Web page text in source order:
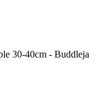
30-40cm - Buddleja